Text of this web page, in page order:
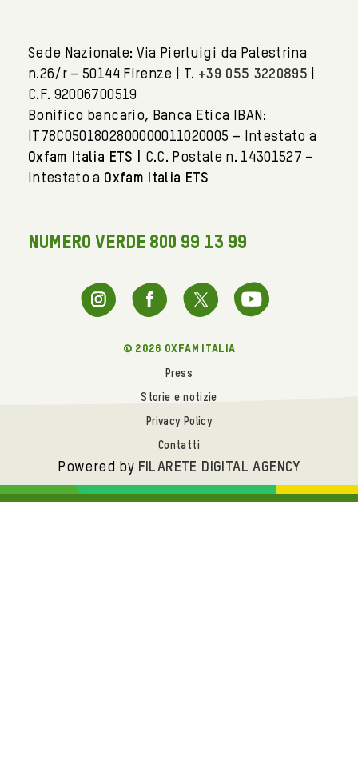
Sede Nazionale: Via Pierluigi da Palestrina
n.26/r – 50144 Firenze | T. +39 055 3220895
C.F. 92006700519
Bonifico bancario, Banca Etica IBAN:
IT78C0501802800000011020005 – Intestato a
Oxfam Italia ETS | C.C. Postale n. 14301527 –
Intestato a Oxfam Italia ETS
NUMERO VERDE 800 99 13 99
© 2026 oxfam italia
Press
Storie e notizie
Privacy Policy
Contatti
Powered by FILARETE DIGITAL AGENCY